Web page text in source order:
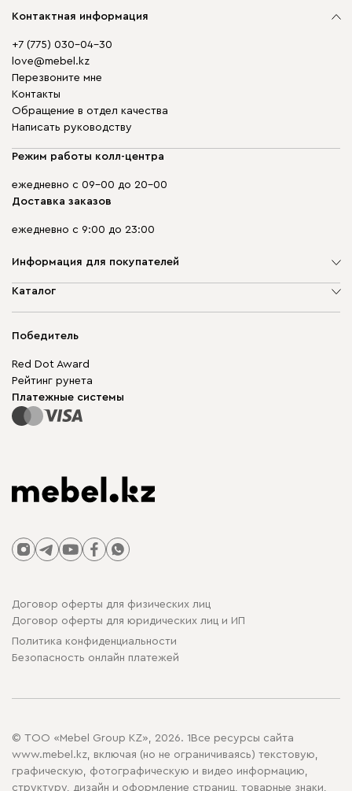
Контактная информация
+7 (775) 030-04-30
love@mebel.kz
Перезвоните мне
Контакты
Обращение в отдел качества
Написать руководству
Режим работы колл-центра
ежедневно с 09-00 до 20-00
Доставка заказов
ежедневно с 9:00 до 23:00
Информация для покупателей
О компании
Гарантия
Карта сайта
Каталог
Корпусная мебель
Модульная мебель
Столы и стулья
Победитель
Red Dot Award
Рейтинг рунета
Платежные системы
Договор оферты для физических лиц
Договор оферты для юридических лиц и ИП
Политика конфиденциальности
Безопасность онлайн платежей
© ТОО «Mebel Group KZ», 2026. 1Все ресурсы сайта
www.mebel.kz, включая (но не ограничиваясь) текстовую,
графическую, фотографическую и видео информацию,
структуру, дизайн и оформление страниц, товарные знаки,